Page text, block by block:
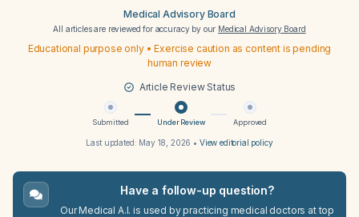
Medical Advisory Board
All articles are reviewed for accuracy by our Medical Advisory Board
Educational purpose only • Exercise caution as content is pending
human review
Article Review Status
Submitted Under Review Approved
Last updated: May 18, 2026 • View editorial policy
Have a follow-up question?
Our Medical A.I. is used by practicing medical doctors at top